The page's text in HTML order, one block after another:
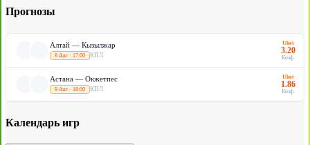
Прогнозы
Алтай — Кызылжар
8 Авг · 17:00 КПЛ
Ubet
3.20
Коэф.
Астана — Окжетпес
9 Авг · 18:00 КПЛ
Ubet
1.86
Коэф.
Календарь игр